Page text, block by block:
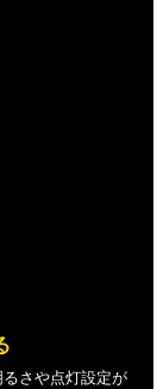
さや点灯設定が